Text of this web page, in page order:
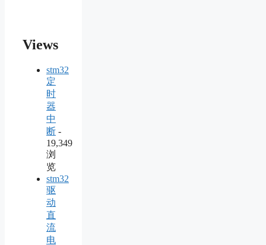
Views
stm32
定
时
器
中
断 -
19,349
浏
览
stm32
驱
动
直
流
电